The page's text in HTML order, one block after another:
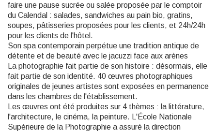
faire une pause sucrée ou salée proposée par le comptoir
du Calendal : salades, sandwiches au pain bio, gratins,
soupes, pâtisseries proposées pour les clients, et 24h/24h
pour les clients de l'hôtel.
Son spa contemporain perpétue une tradition antique de
détente et de beauté avec le jacuzzi face aux arènes
La photographie fait partie de son histoire : désormais, elle
fait partie de son identité. 40 œuvres photographiques
originales de jeunes artistes sont exposées en permanence
dans les chambres de l'établissement.
Les œuvres ont été produites sur 4 thèmes : la littérature,
l'architecture, le cinéma, la peinture. L'École Nationale
Supérieure de la Photographie a assuré la direction